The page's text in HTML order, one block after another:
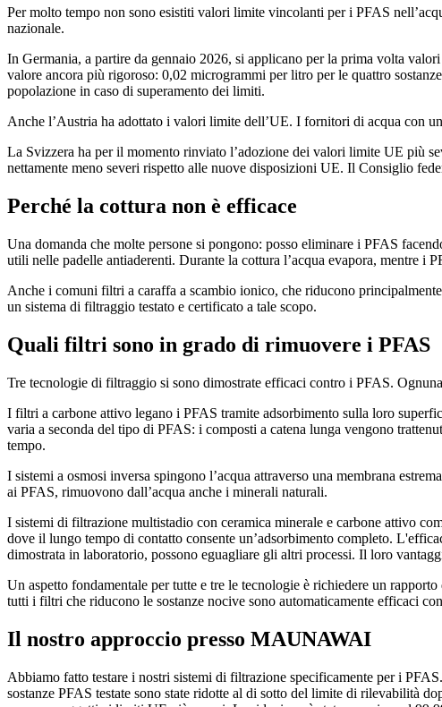
Per molto tempo non sono esistiti valori limite vincolanti per i PFAS
nazionale.
In Germania, a partire da gennaio 2026, si applicano per la prima volta
valore ancora più rigoroso: 0,02 microgrammi per litro per le quattro
popolazione in caso di superamento dei limiti.
Anche l’Austria ha adottato i valori limite dell’UE. I fornitori di acqua con
La Svizzera ha per il momento rinviato l’adozione dei valori limite UE più
nettamente meno severi rispetto alle nuove disposizioni UE. Il Consiglio
Perché la cottura non è efficace
Una domanda che molte persone si pongono: posso eliminare i PFAS
utili nelle padelle antiaderenti. Durante la cottura l’acqua evapora, mentre i
Anche i comuni filtri a caraffa a scambio ionico, che riducono
un sistema di filtraggio testato e certificato a tale scopo.
Quali filtri sono in grado di rimuovere i PFAS
Tre tecnologie di filtraggio si sono dimostrate efficaci contro i PFAS.
I filtri a carbone attivo legano i PFAS tramite adsorbimento sulla loro
varia a seconda del tipo di PFAS: i composti a catena lunga vengono
tempo.
I sistemi a osmosi inversa spingono l’acqua attraverso una membrana
ai PFAS, rimuovono dall’acqua anche i minerali naturali.
I sistemi di filtrazione multistadio con ceramica minerale e carbone attivo
dove il lungo tempo di contatto consente un’adsorbimento completo.
dimostrata in laboratorio, possono eguagliare gli altri processi. Il loro
Un aspetto fondamentale per tutte e tre le tecnologie è richiedere un
tutti i filtri che riducono le sostanze nocive sono automaticamente efficaci
Il nostro approccio presso MAUNAWAI
Abbiamo fatto testare i nostri sistemi di filtrazione specificamente per i
sostanze PFAS testate sono state ridotte al di sotto del limite di rilevabilità